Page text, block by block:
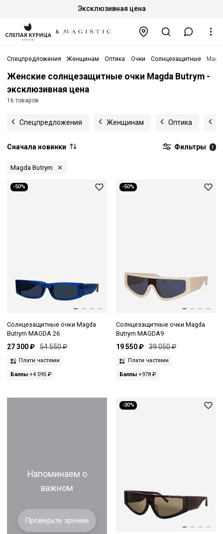
Эксклюзивная цена
Спецпредложения Женщинам Оптика Очки Солнцезащитные
Женские солнцезащитные очки Magda Butrym -
эксклюзивная цена
16 товаров
Спецпредложения Женщинам Оптика
Сначала новинки Фильтры 1
Magda Butrym
-50%
Солнцезащитные очки Magda
Butrym MAGDA 26
27 300 ₽ 54 550 ₽
Плати частями
Баллы +4 095 ₽
-50%
Солнцезащитные очки Magda
Butrym MAGDA9
19 550 ₽ 39 050 ₽
Плати частями
Баллы+978 ₽
Напоминаем о
важном
Проверьте зрение
-30%